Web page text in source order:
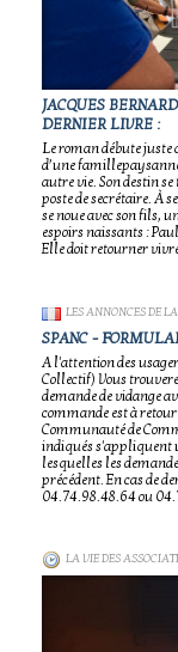
JACQUES
DERNIER LIVRE :
Le roman débute juste
d’une
autre vie. Son destin
poste de secrétaire. À
se noue avec son fils,
espoirs naissants :
Elle doit retourner
LES ANNONCES DE
SPANC -
A l'attention des
Collectif) Vous
demande de vidange
commande est à
Communauté de
indiqués s'appliquent
lesquelles les
précédent. En cas de
04.74.98.48.64 ou
LA VIE DES